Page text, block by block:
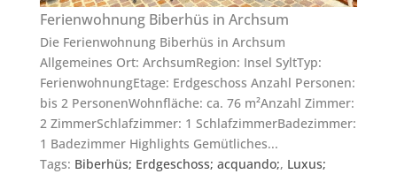
Ferienwohnung Biberhüs in Archsum
Die Ferienwohnung Biberhüs in Archsum
Allgemeines Ort: ArchsumRegion: Insel SyltTyp:
FerienwohnungEtage: Erdgeschoss Anzahl Personen:
bis 2 PersonenWohnfläche: ca. 76 m²Anzahl Zimmer:
2 ZimmerSchlafzimmer: 1 SchlafzimmerBadezimmer:
1 Badezimmer Highlights Gemütliches...
Tags: Biberhüs; Erdgeschoss; acquando;, Luxus;